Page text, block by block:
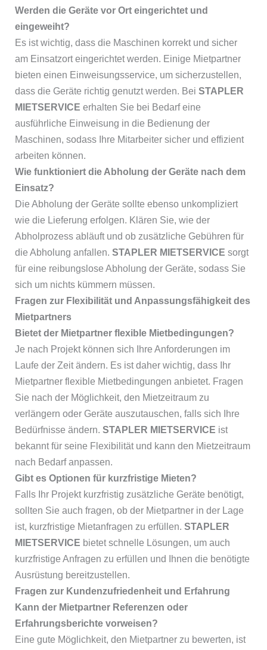
Werden die Geräte vor Ort eingerichtet und
eingeweiht?
Es ist wichtig, dass die Maschinen korrekt und sicher
am Einsatzort eingerichtet werden. Einige Mietpartner
bieten einen Einweisungsservice, um sicherzustellen,
dass die Geräte richtig genutzt werden. Bei STAPLER
MIETSERVICE erhalten Sie bei Bedarf eine
ausführliche Einweisung in die Bedienung der
Maschinen, sodass Ihre Mitarbeiter sicher und effizient
arbeiten können.
Wie funktioniert die Abholung der Geräte nach dem
Einsatz?
Die Abholung der Geräte sollte ebenso unkompliziert
wie die Lieferung erfolgen. Klären Sie, wie der
Abholprozess abläuft und ob zusätzliche Gebühren für
die Abholung anfallen. STAPLER MIETSERVICE sorgt
für eine reibungslose Abholung der Geräte, sodass Sie
sich um nichts kümmern müssen.
Fragen zur Flexibilität und Anpassungsfähigkeit des
Mietpartners
Bietet der Mietpartner flexible Mietbedingungen?
Je nach Projekt können sich Ihre Anforderungen im
Laufe der Zeit ändern. Es ist daher wichtig, dass Ihr
Mietpartner flexible Mietbedingungen anbietet. Fragen
Sie nach der Möglichkeit, den Mietzeitraum zu
verlängern oder Geräte auszutauschen, falls sich Ihre
Bedürfnisse ändern. STAPLER MIETSERVICE ist
bekannt für seine Flexibilität und kann den Mietzeitraum
nach Bedarf anpassen.
Gibt es Optionen für kurzfristige Mieten?
Falls Ihr Projekt kurzfristig zusätzliche Geräte benötigt,
sollten Sie auch fragen, ob der Mietpartner in der Lage
ist, kurzfristige Mietanfragen zu erfüllen. STAPLER
MIETSERVICE bietet schnelle Lösungen, um auch
kurzfristige Anfragen zu erfüllen und Ihnen die benötigte
Ausrüstung bereitzustellen.
Fragen zur Kundenzufriedenheit und Erfahrung
Kann der Mietpartner Referenzen oder
Erfahrungsberichte vorweisen?
Eine gute Möglichkeit, den Mietpartner zu bewerten, ist